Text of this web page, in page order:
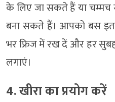
के लिए जा सकते हैं या
बना सकते हैं। आपको बस
भर फ्रिज में रख दें और हर
लगाएं।
4. खीरा का प्रयोग करें